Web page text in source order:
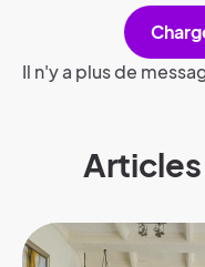
Il n'y a plus de